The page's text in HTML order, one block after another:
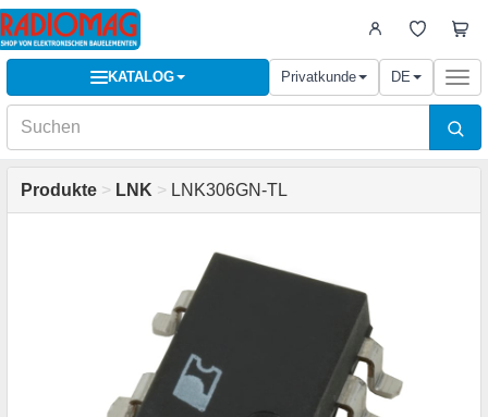
KATALOG Privatkunde DE
Produkte > LNK > LNK306GN-TL